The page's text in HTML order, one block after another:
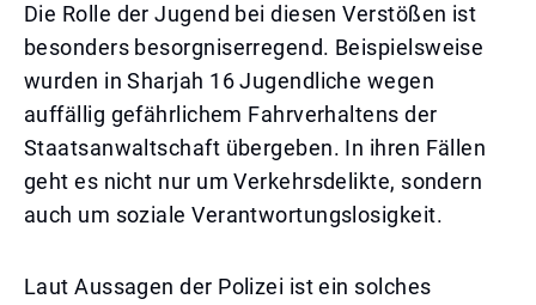
Die Rolle der Jugend bei diesen Verstößen ist
besonders besorgniserregend. Beispielsweise
wurden in Sharjah 16 Jugendliche wegen
auffällig gefährlichem Fahrverhaltens der
Staatsanwaltschaft übergeben. In ihren Fällen
geht es nicht nur um Verkehrsdelikte, sondern
auch um soziale Verantwortungslosigkeit.
Laut Aussagen der Polizei ist ein solches